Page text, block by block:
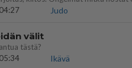
Judo
välit
tästä?
Ikävä